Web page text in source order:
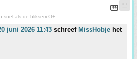
snel als de bliksem O+
juni 2026 11:43 schreef MissHobje het